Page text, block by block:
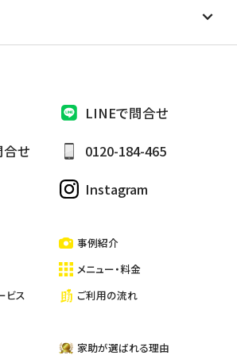
修
グ
ョン・アパートの清掃
ス
・散歩代行
LINEで問合せ
合せ
0120-184-465
Instagram
事例紹介
メニュー・料金
ビス
ご利用の流れ
家助が選ばれる理由